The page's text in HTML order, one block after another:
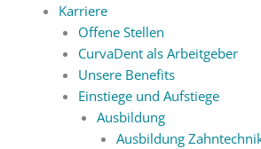
Karriere
Offene Stellen
CurvaDent als Arbeitgeber
Unsere Benefits
Einstiege und Aufstiege
Ausbildung
Ausbildung